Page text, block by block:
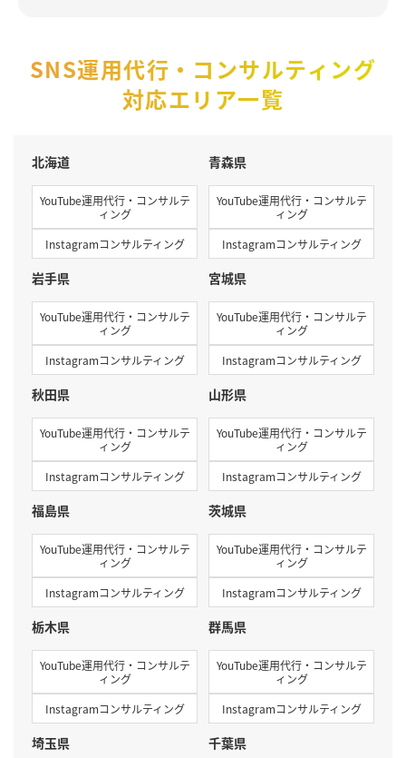
SNS運用代行・コンサルティング
対応エリア一覧
北海道
YouTube運用代行・コンサルテ
ィング
Instagramコンサルティング
青森県
YouTube運用代行・コンサルテ
ィング
Instagramコンサルティング
岩手県
YouTube運用代行・コンサルテ
ィング
Instagramコンサルティング
宮城県
YouTube運用代行・コンサルテ
ィング
Instagramコンサルティング
秋田県
YouTube運用代行・コンサルテ
ィング
Instagramコンサルティング
山形県
YouTube運用代行・コンサルテ
ィング
Instagramコンサルティング
福島県
YouTube運用代行・コンサルテ
ィング
Instagramコンサルティング
茨城県
YouTube運用代行・コンサルテ
ィング
Instagramコンサルティング
栃木県
YouTube運用代行・コンサルテ
ィング
Instagramコンサルティング
群馬県
YouTube運用代行・コンサルテ
ィング
Instagramコンサルティング
埼玉県 千葉県